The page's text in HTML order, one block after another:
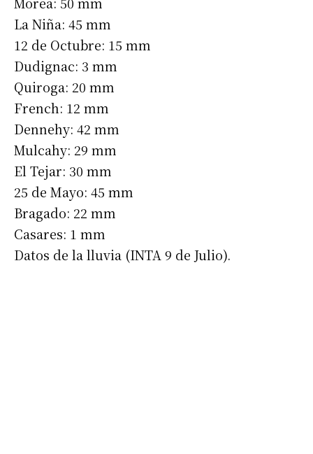
Suscribirme gratis
Dirección de correo electrónico
Nombre
La Niña: 45 mm
12 de Octubre: 15 mm
Dudignac: 3 mm
Quiroga: 20 mm
French: 12 mm
Dennehy: 42 mm
Mulcahy: 29 mm
El Tejar: 30 mm
25 de Mayo: 45 mm
Bragado: 22 mm
Casares: 1 mm
Datos de la lluvia (INTA 9 de Julio).